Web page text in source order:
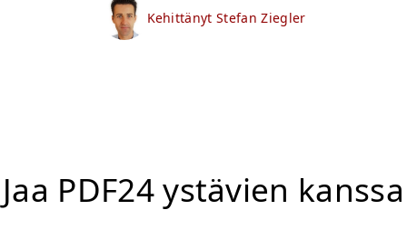
Kehittänyt Stefan Ziegler
Jaa PDF24 ystävien kanssa